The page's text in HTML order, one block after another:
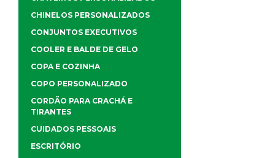
CHINELOS PERSONALIZADOS
CONJUNTOS EXECUTIVOS
COOLER E BALDE DE GELO
COPA E COZINHA
COPO PERSONALIZADO
CORDÃO PARA CRACHÁ E
TIRANTES
CUIDADOS PESSOAIS
ESCRITÓRIO